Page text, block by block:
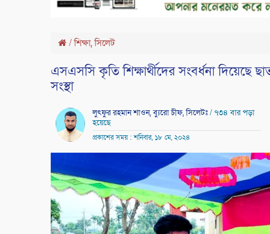
/শিক্ষা,সিলেট
এসএসসি কৃতি শিক্ষার্থীদের সংবর্ধনা দিয়েছে
সংস্থা
লুৎফুর রহমান শাওন, ব্যুরো চীফ, সিলেটঃ/ ৭৩৪ বার পড়া
হয়েছে
প্রকাশের সময় : শনিবার, ১৮ মে, ২০২৪